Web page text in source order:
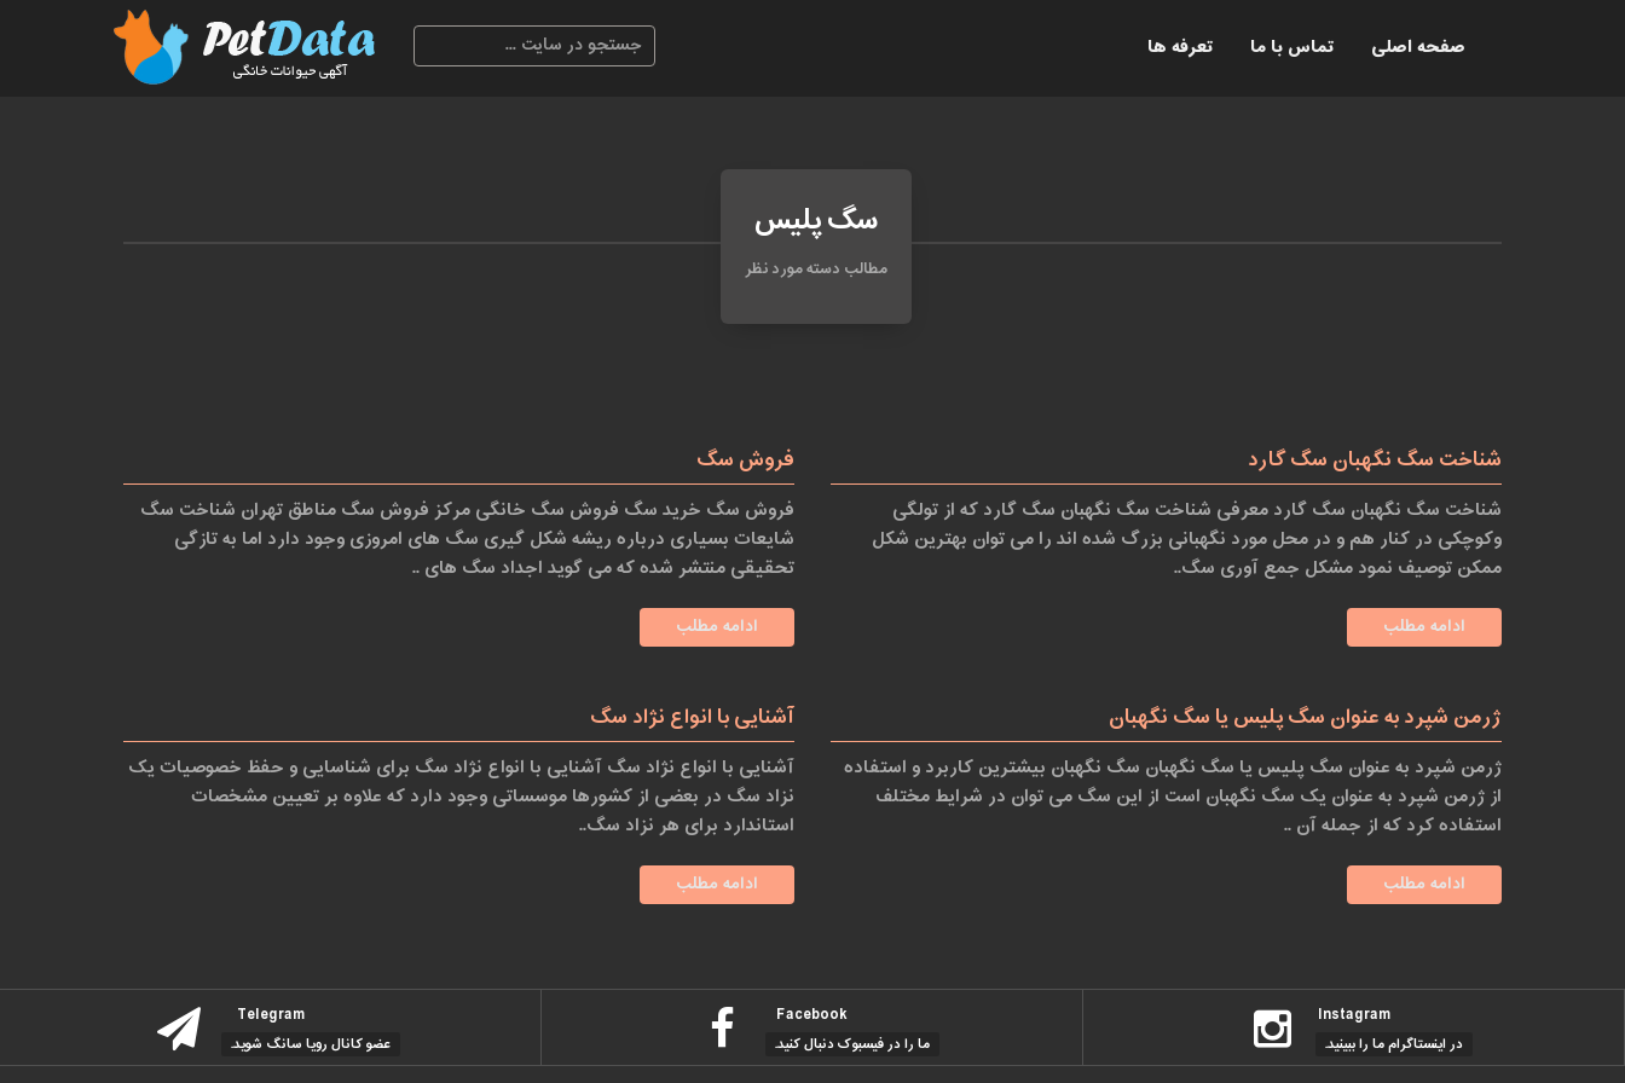
صفحه اصلی تماس با ما تعرفه ها
سگ پلیس
مطالب دسته مورد نظر
شناخت سگ نگهبان سگ گارد
شناخت سگ نگهبان سگ گارد معرفی شناخت سگ نگهبان سگ گارد که از تولگی
وکوچکی در کنار هم و در محل مورد نگهبانی بزرگ شده اند را می توان بهترین شکل
ممکن توصیف نمود مشکل جمع آوری سگ..
ادامه مطلب
فروش سگ
فروش سگ خرید سگ فروش سگ خانگی مرکز فروش سگ مناطق تهران شناخت سگ
شایعات بسیاری درباره ریشه شکل گیری سگ های امروزی وجود دارد اما به تازگی
تحقیقی منتشر شده که می گوید اجداد سگ های ..
ادامه مطلب
ژرمن شپرد به عنوان سگ پلیس یا سگ نگهبان
ژرمن شپرد به عنوان سگ پلیس یا سگ نگهبان سگ نگهبان بیشترین کاربرد و استفاده
از ژرمن شپرد به عنوان یک سگ نگهبان است از این سگ می توان در شرایط مختلف
استفاده کرد که از جمله آن ..
ادامه مطلب
آشنایی با انواع نژاد سگ
آشنایی با انواع نژاد سگ آشنایی با انواع نژاد سگ برای شناسایی و حفظ خصوصیات یک
نزاد سگ در بعضی از کشورها موسساتی وجود دارد که علاوه بر تعیین مشخصات
استاندارد برای هر نزاد سگ..
ادامه مطلب
Instagram
در اینستاگرام ما را ببینید.
Facebook
ما را در فیسبوک دنبال کنید.
Telegram
عضو کانال رویا سانگ شوید.